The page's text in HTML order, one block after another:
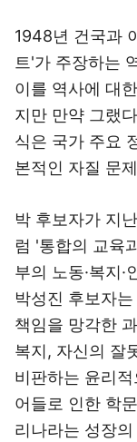
1948년 건국과
트'가 주장하는
이를 역사에 대
지만 만약 그랬
식은 국가 주요
본적인 자질 문
박 후보자가 지
럼 '통합의 교육
부의 노동·복지
박성진 후보자
책임을 망각한
복지, 자신의 잘
비판하는 윤리
어들로 인한 학
리나라는 성장